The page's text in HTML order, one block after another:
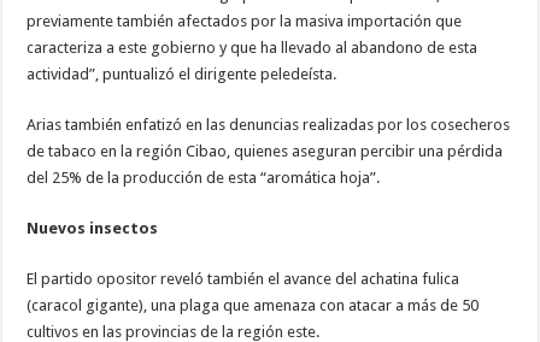
previamente también afectados por la masiva importación que
caracteriza a este gobierno y que ha llevado al abandono de esta
actividad”, puntualizó el dirigente peledeísta.
Arias también enfatizó en las denuncias realizadas por los cosecheros
de tabaco en la región Cibao, quienes aseguran percibir una pérdida
del 25% de la producción de esta “aromática hoja”.
Nuevos insectos
El partido opositor reveló también el avance del achatina fulica
(caracol gigante), una plaga que amenaza con atacar a más de 50
cultivos en las provincias de la región este.